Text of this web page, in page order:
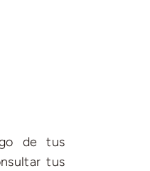
de tus
tus